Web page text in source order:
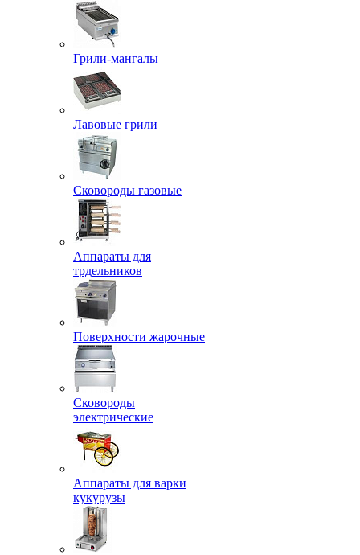
Грили-мангалы
Лавовые грили
Сковороды газовые
Аппараты для
трдельников
Поверхности жарочные
Сковороды
электрические
Аппараты для варки
кукурузы